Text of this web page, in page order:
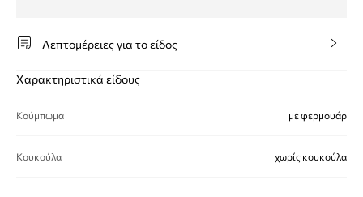
Λεπτομέρειες για το είδος
Χαρακτηριστικά είδους
Κούμπωμα με φερμουάρ
Κουκούλα χωρίς κουκούλα